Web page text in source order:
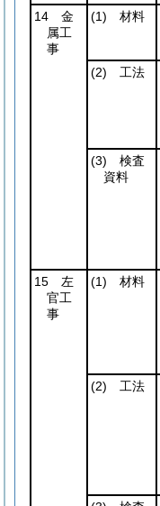
14 金
属工
事
(1) 材料
(2) 工法
(3) 検査
資料
15 左
官工
事
(1) 材料
(2) 工法